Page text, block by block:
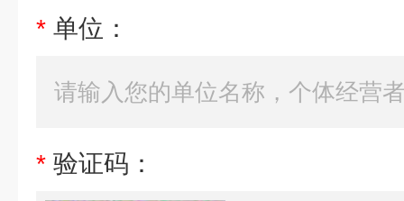
* 单位：
* 验证码：